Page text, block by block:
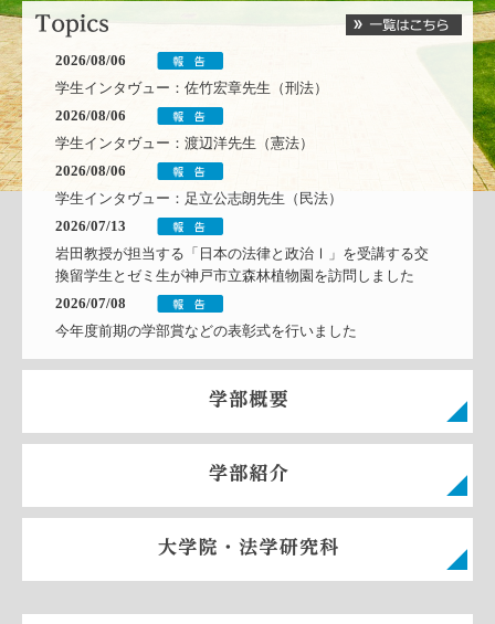
2026/08/06
学生インタヴュー：佐竹宏章先生（刑法）
2026/08/06
学生インタヴュー：渡辺洋先生（憲法）
2026/08/06
学生インタヴュー：足立公志朗先生（民法）
2026/07/13
岩田教授が担当する「日本の法律と政治Ⅰ」を受講する交
換留学生とゼミ生が神戸市立森林植物園を訪問しました
2026/07/08
今年度前期の学部賞などの表彰式を行いました